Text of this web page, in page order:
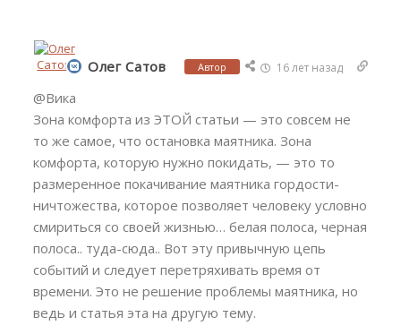
Олег Сатов Автор 16 лет назад
@Вика
Зона комфорта из ЭТОЙ статьи — это совсем не
то же самое, что остановка маятника. Зона
комфорта, которую нужно покидать, — это то
размеренное покачивание маятника гордости-
ничтожества, которое позволяет человеку условно
смириться со своей жизнью… белая полоса, черная
полоса.. туда-сюда.. Вот эту привычную цепь
событий и следует перетряхивать время от
времени. Это не решение проблемы маятника, но
ведь и статья эта на другую тему.